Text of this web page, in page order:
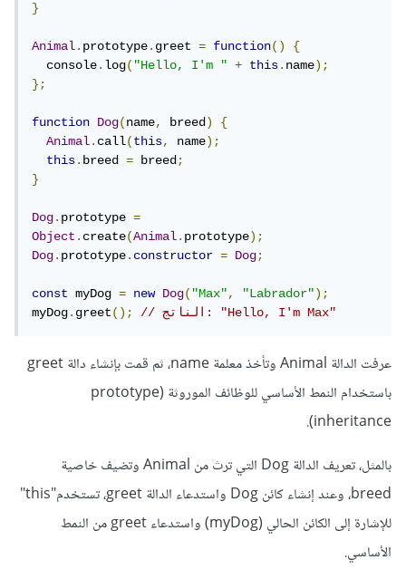
}
Animal.prototype.greet = function()
{
  console
.log("Hello, I'm " + this.name);
};
function Dog(name, breed)
{
Animal.call(this, name);
this.breed = breed;
}
Dog.prototype =
Object.create(Animal.prototype);
Dog.prototype.constructor = Dog;
const myDog = new Dog("Max", "Labrador");
myDog.greet(); // الناتج: "Hello, I'm Max"
عرفت الدالة Animal وتأخذ معلمة name، ثم قمت بإنشاء دالة greet
باستخدام النمط الأساسي للوظائف الموروثة (prototype
inheritance).
بالمثل، تعريف الدالة Dog التي ترث من Animal وتضيف خاصية
breed، وعند إنشاء كائن Dog واستدعاء الدالة greet، تستخدم"this"
للإشارة إلى الكائن الحالي (myDog) واستدعاء greet من النمط
الأساسي.